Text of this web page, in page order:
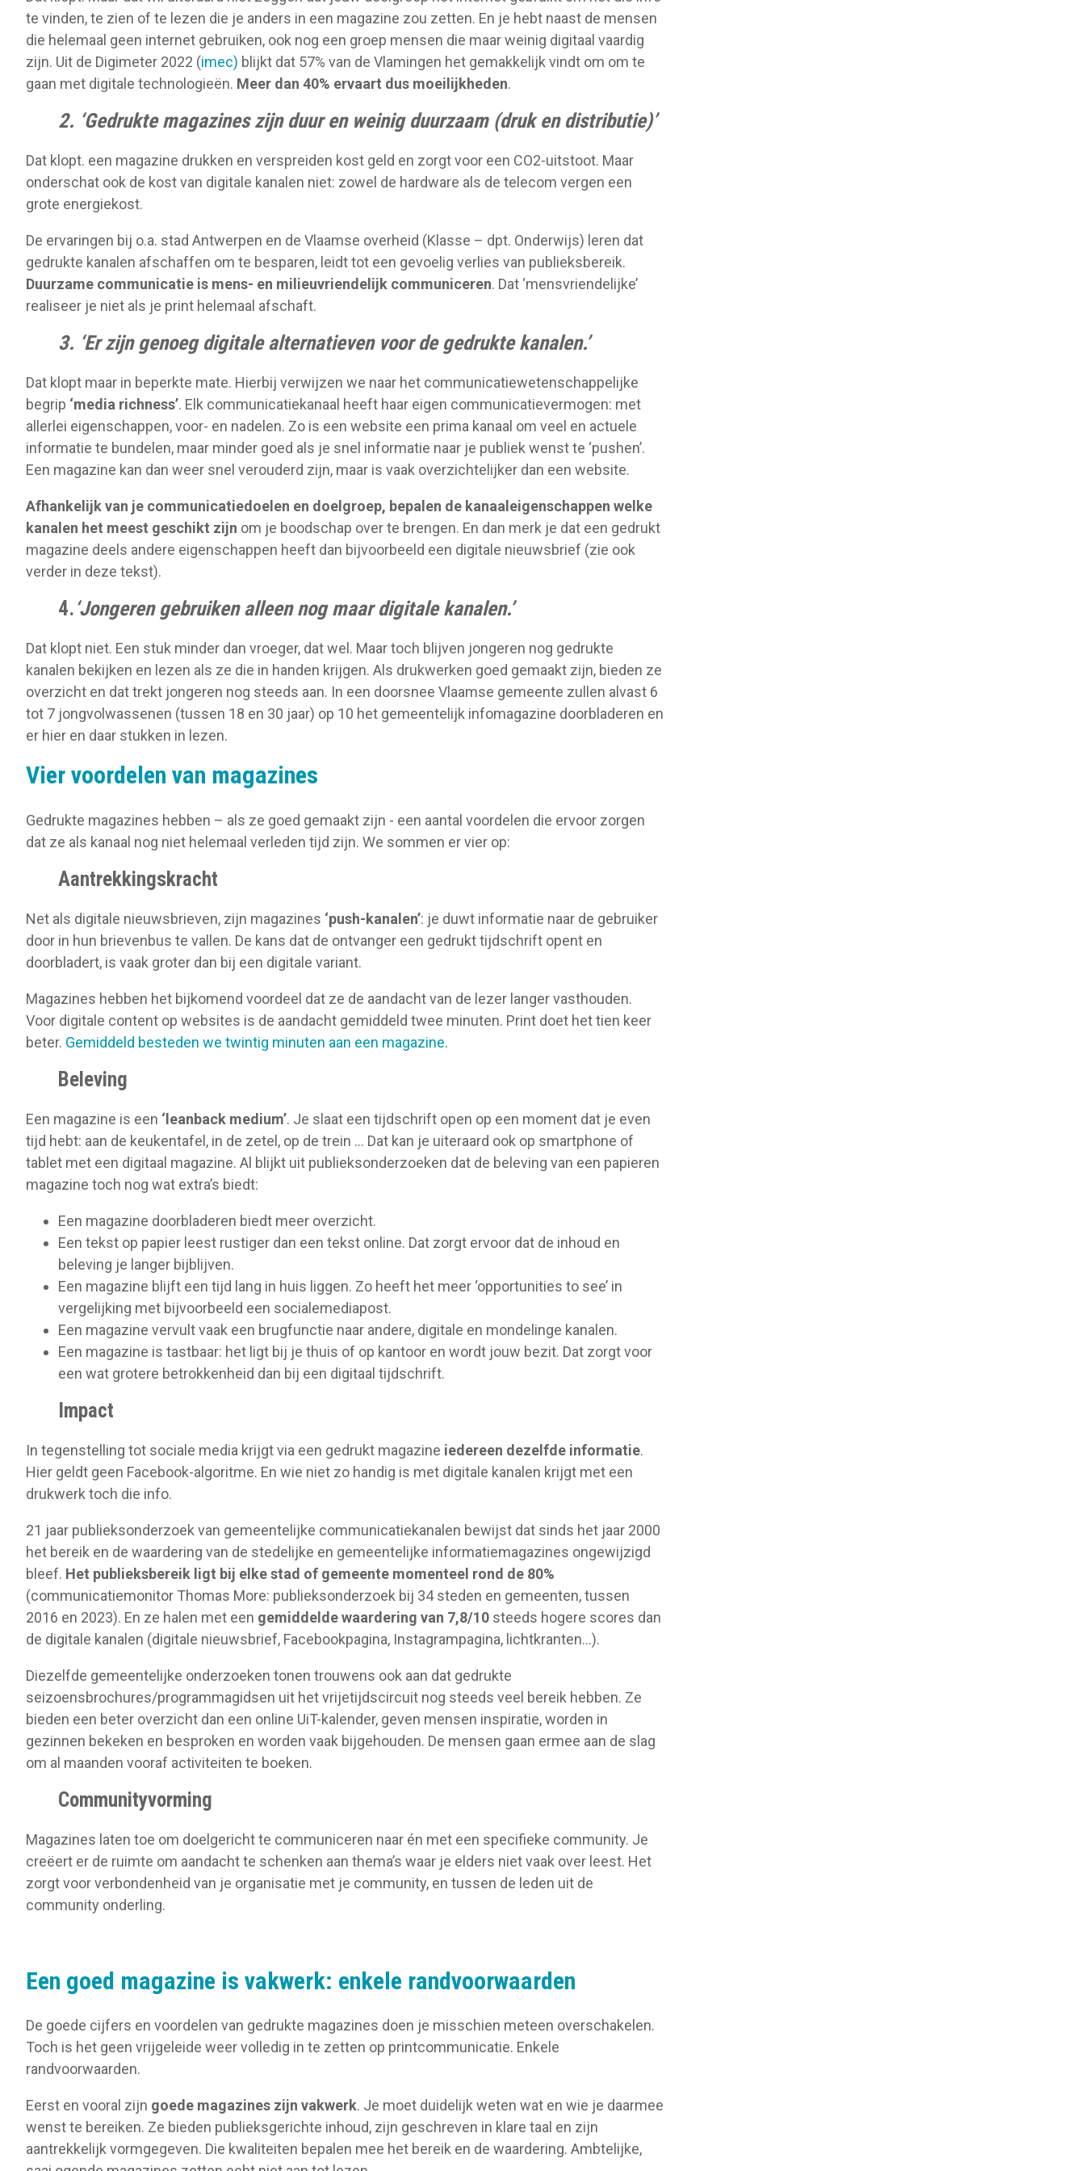
te vinden, te zien of te lezen die je anders in een magazine zou zetten. En je hebt naast de mensen
die helemaal geen internet gebruiken, ook nog een groep mensen die maar weinig digitaal vaardig
zijn. Uit de Digimeter 2022 (imec) blijkt dat 57% van de Vlamingen het gemakkelijk vindt om om te
gaan met digitale technologieën. Meer dan 40% ervaart dus moeilijkheden.
2. ‘Gedrukte magazines zijn duur en weinig duurzaam (druk en distributie)’
Dat klopt. een magazine drukken en verspreiden kost geld en zorgt voor een CO2-uitstoot. Maar
onderschat ook de kost van digitale kanalen niet: zowel de hardware als de telecom vergen een
grote energiekost.
De ervaringen bij o.a. stad Antwerpen en de Vlaamse overheid (Klasse – dpt. Onderwijs) leren dat
gedrukte kanalen afschaffen om te besparen, leidt tot een gevoelig verlies van publieksbereik.
Duurzame communicatie is mens- en milieuvriendelijk communiceren. Dat ‘mensvriendelijke’
realiseer je niet als je print helemaal afschaft.
3. ‘Er zijn genoeg digitale alternatieven voor de gedrukte kanalen.’
Dat klopt maar in beperkte mate. Hierbij verwijzen we naar het communicatiewetenschappelijke
begrip ‘media richness’. Elk communicatiekanaal heeft haar eigen communicatievermogen: met
allerlei eigenschappen, voor- en nadelen. Zo is een website een prima kanaal om veel en actuele
informatie te bundelen, maar minder goed als je snel informatie naar je publiek wenst te ‘pushen’.
Een magazine kan dan weer snel verouderd zijn, maar is vaak overzichtelijker dan een website.
Afhankelijk van je communicatiedoelen en doelgroep, bepalen de kanaaleigenschappen welke
kanalen het meest geschikt zijn om je boodschap over te brengen. En dan merk je dat een gedrukt
magazine deels andere eigenschappen heeft dan bijvoorbeeld een digitale nieuwsbrief (zie ook
verder in deze tekst).
4.‘Jongeren gebruiken alleen nog maar digitale kanalen.’
Dat klopt niet. Een stuk minder dan vroeger, dat wel. Maar toch blijven jongeren nog gedrukte
kanalen bekijken en lezen als ze die in handen krijgen. Als drukwerken goed gemaakt zijn, bieden ze
overzicht en dat trekt jongeren nog steeds aan. In een doorsnee Vlaamse gemeente zullen alvast 6
tot 7 jongvolwassenen (tussen 18 en 30 jaar) op 10 het gemeentelijk infomagazine doorbladeren en
er hier en daar stukken in lezen.
Vier voordelen van magazines
Gedrukte magazines hebben – als ze goed gemaakt zijn - een aantal voordelen die ervoor zorgen
dat ze als kanaal nog niet helemaal verleden tijd zijn. We sommen er vier op:
Aantrekkingskracht
Net als digitale nieuwsbrieven, zijn magazines ‘push-kanalen’: je duwt informatie naar de gebruiker
door in hun brievenbus te vallen. De kans dat de ontvanger een gedrukt tijdschrift opent en
doorbladert, is vaak groter dan bij een digitale variant.
Magazines hebben het bijkomend voordeel dat ze de aandacht van de lezer langer vasthouden.
Voor digitale content op websites is de aandacht gemiddeld twee minuten. Print doet het tien keer
beter. Gemiddeld besteden we twintig minuten aan een magazine.
Beleving
Een magazine is een ‘leanback medium’. Je slaat een tijdschrift open op een moment dat je even
tijd hebt: aan de keukentafel, in de zetel, op de trein … Dat kan je uiteraard ook op smartphone of
tablet met een digitaal magazine. Al blijkt uit publieksonderzoeken dat de beleving van een papieren
magazine toch nog wat extra’s biedt:
Een magazine doorbladeren biedt meer overzicht.
Een tekst op papier leest rustiger dan een tekst online. Dat zorgt ervoor dat de inhoud en
beleving je langer bijblijven.
Een magazine blijft een tijd lang in huis liggen. Zo heeft het meer ‘opportunities to see’ in
vergelijking met bijvoorbeeld een socialemediapost.
Een magazine vervult vaak een brugfunctie naar andere, digitale en mondelinge kanalen.
Een magazine is tastbaar: het ligt bij je thuis of op kantoor en wordt jouw bezit. Dat zorgt voor
een wat grotere betrokkenheid dan bij een digitaal tijdschrift.
Impact
In tegenstelling tot sociale media krijgt via een gedrukt magazine iedereen dezelfde informatie.
Hier geldt geen Facebook-algoritme. En wie niet zo handig is met digitale kanalen krijgt met een
drukwerk toch die info.
21 jaar publieksonderzoek van gemeentelijke communicatiekanalen bewijst dat sinds het jaar 2000
het bereik en de waardering van de stedelijke en gemeentelijke informatiemagazines ongewijzigd
bleef. Het publieksbereik ligt bij elke stad of gemeente momenteel rond de 80%
(communicatiemonitor Thomas More: publieksonderzoek bij 34 steden en gemeenten, tussen
2016 en 2023). En ze halen met een gemiddelde waardering van 7,8/10 steeds hogere scores dan
de digitale kanalen (digitale nieuwsbrief, Facebookpagina, Instagrampagina, lichtkranten…).
Diezelfde gemeentelijke onderzoeken tonen trouwens ook aan dat gedrukte
seizoensbrochures/programmagidsen uit het vrijetijdscircuit nog steeds veel bereik hebben. Ze
bieden een beter overzicht dan een online UiT-kalender, geven mensen inspiratie, worden in
gezinnen bekeken en besproken en worden vaak bijgehouden. De mensen gaan ermee aan de slag
om al maanden vooraf activiteiten te boeken.
Communityvorming
Magazines laten toe om doelgericht te communiceren naar én met een specifieke community. Je
creëert er de ruimte om aandacht te schenken aan thema’s waar je elders niet vaak over leest. Het
zorgt voor verbondenheid van je organisatie met je community, en tussen de leden uit de
community onderling.
Een goed magazine is vakwerk: enkele randvoorwaarden
De goede cijfers en voordelen van gedrukte magazines doen je misschien meteen overschakelen.
Toch is het geen vrijgeleide weer volledig in te zetten op printcommunicatie. Enkele
randvoorwaarden.
Eerst en vooral zijn goede magazines zijn vakwerk. Je moet duidelijk weten wat en wie je daarmee
wenst te bereiken. Ze bieden publieksgerichte inhoud, zijn geschreven in klare taal en zijn
aantrekkelijk vormgegeven. Die kwaliteiten bepalen mee het bereik en de waardering. Ambtelijke,